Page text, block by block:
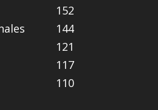
152
144
121
117
110